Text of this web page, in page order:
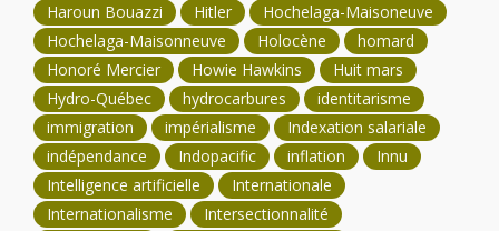
Haroun Bouazzi
Hitler
Hochelaga-Maisoneuve
Hochelaga-Maisonneuve
Holocène
homard
Honoré Mercier
Howie Hawkins
Huit mars
Hydro-Québec
hydrocarbures
identitarisme
immigration
impérialisme
Indexation salariale
indépendance
Indopacific inflation
Innu
Intelligence artificielle
Internationale
Internationalisme
Intersectionnalité